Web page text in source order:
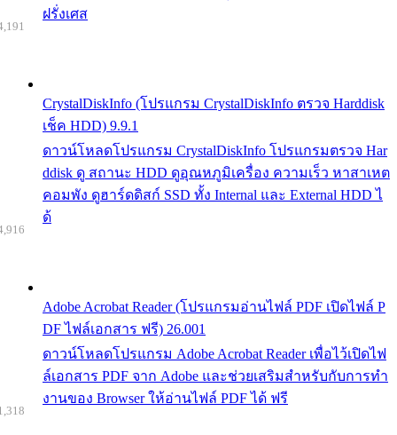
ฝรั่งเศส
CrystalDiskInfo (โปรแกรม CrystalDiskInfo ตรวจ Harddisk
เช็ค HDD) 9.9.1
ดาวน์โหลดโปรแกรม CrystalDiskInfo โปรแกรมตรวจ Har
ddisk ดู สถานะ HDD ดูอุณหภูมิเครื่อง ความเร็ว หาสาเหต
คอมพัง ดูฮาร์ดดิสก์ SSD ทั้ง Internal และ External HDD ไ
ด้
Adobe Acrobat Reader (โปรแกรมอ่านไฟล์ PDF เปิดไฟล์ P
DF ไฟล์เอกสาร ฟรี) 26.001
ดาวน์โหลดโปรแกรม Adobe Acrobat Reader เพื่อไว้เปิดไฟ
ล์เอกสาร PDF จาก Adobe และช่วยเสริมสำหรับกับการทำ
งานของ Browser ให้อ่านไฟล์ PDF ได้ ฟรี